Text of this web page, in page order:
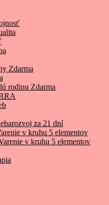
Zdarma
rodinu Zdarma
za 21 dní
v kruhu 5 elementov
v kruhu 5 elementov